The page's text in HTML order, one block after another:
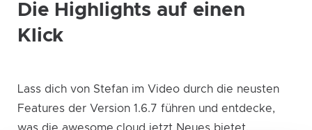
Die Highlights auf einen
Klick​
Lass dich von Stefan im Video durch die neusten
Features der Version 1.6.7 führen und entdecke,